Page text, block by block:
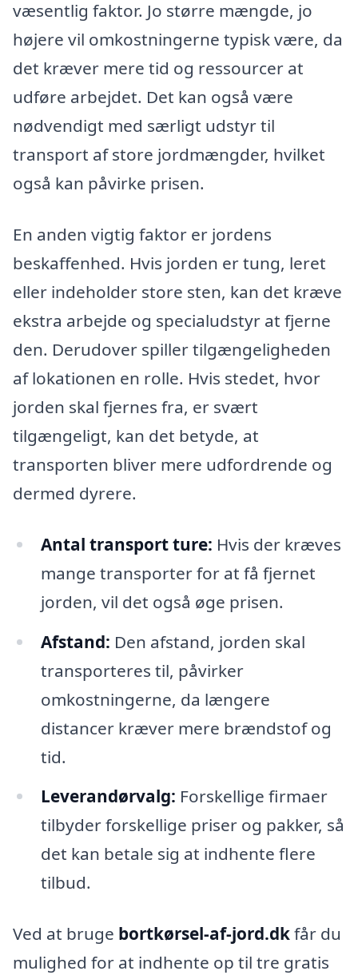
væsentlig faktor. Jo større mængde, jo
højere vil omkostningerne typisk være, da
det kræver mere tid og ressourcer at
udføre arbejdet. Det kan også være
nødvendigt med særligt udstyr til
transport af store jordmængder, hvilket
også kan påvirke prisen.
En anden vigtig faktor er jordens
beskaffenhed. Hvis jorden er tung, leret
eller indeholder store sten, kan det kræve
ekstra arbejde og specialudstyr at fjerne
den. Derudover spiller tilgængeligheden
af lokationen en rolle. Hvis stedet, hvor
jorden skal fjernes fra, er svært
tilgængeligt, kan det betyde, at
transporten bliver mere udfordrende og
dermed dyrere.
Antal transport ture: Hvis der kræves
mange transporter for at få fjernet
jorden, vil det også øge prisen.
Afstand: Den afstand, jorden skal
transporteres til, påvirker
omkostningerne, da længere
distancer kræver mere brændstof og
tid.
Leverandørvalg: Forskellige firmaer
tilbyder forskellige priser og pakker, så
det kan betale sig at indhente flere
tilbud.
Ved at bruge bortkørsel-af-jord.dkfår du
mulighed for at indhente op til tre gratis